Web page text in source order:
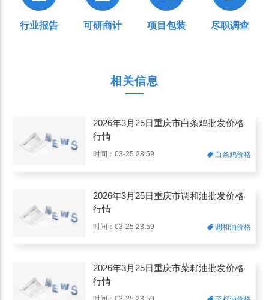
行业报告 可研商计 项目包装 尽职调查
相关信息
2026年3月25日重庆市白条鸡批发价格
行情
时间：03-25 23:59 白条鸡价格
2026年3月25日重庆市调和油批发价格
行情
时间：03-25 23:59 调和油价格
2026年3月25日重庆市菜籽油批发价格
行情